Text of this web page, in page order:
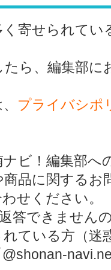
寄せられてい
ら、編集部
プライバシポ
ビ！編集部へ
品に関する
せください。
答できません
ている方（迷